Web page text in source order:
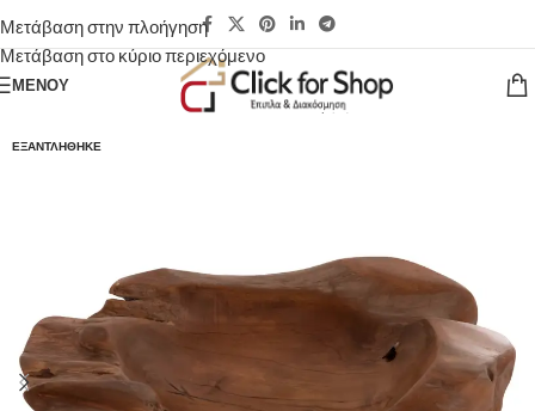
Μετάβαση στην πλοήγηση
Μετάβαση στο κύριο περιεχόμενο
ΜΕΝΟΎ
ΕΞΑΝΤΛΉΘΗΚΕ